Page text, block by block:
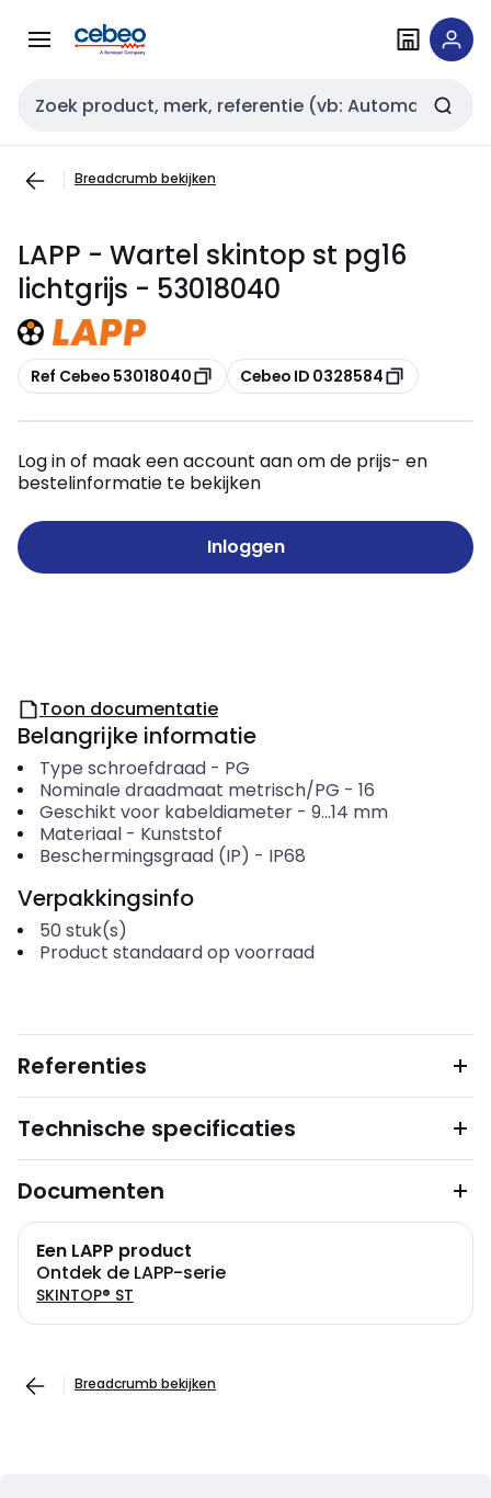
naar
naar
Zoekveld invoer
Breadcrumb bekijken
LAPP - Wartel skintop st pg16
lichtgrijs - 53018040
Kopiëren
Ref Cebeo 53018040 Kopiëren
Cebeo ID 0328584
Log in of maak een account aan om de prijs- en
bestelinformatie te bekijken
Inloggen
Toon documentatie
Belangrijke informatie
Type schroefdraad- PG
Nominale draadmaat metrisch/PG - 16
Geschikt voor kabeldiameter- 9...14 mm
Materiaal- Kunststof
Beschermingsgraad (IP) - IP68
Verpakkingsinfo
50 stuk(s)
Product standaard op voorraad
Referenties
Technische specificaties
Documenten
Een LAPP product
Ontdek de LAPP-serie
SKINTOP® ST
Breadcrumb bekijken